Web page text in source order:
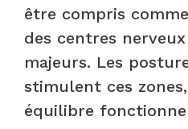
être compris
des centres
majeurs. Les
stimulent ces
équilibre